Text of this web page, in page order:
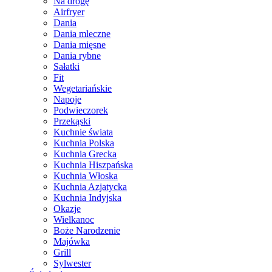
Airfryer
Dania
Dania mleczne
Dania mięsne
Dania rybne
Sałatki
Fit
Wegetariańskie
Napoje
Podwieczorek
Przekąski
Kuchnie świata
Kuchnia Polska
Kuchnia Grecka
Kuchnia Hiszpańska
Kuchnia Włoska
Kuchnia Azjatycka
Kuchnia Indyjska
Okazje
Wielkanoc
Boże Narodzenie
Majówka
Grill
Sylwester